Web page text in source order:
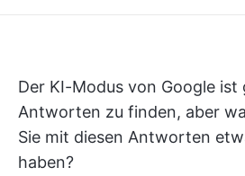
Der KI-Modus von Google ist
Antworten zu finden, aber
Sie mit diesen Antworten
haben?